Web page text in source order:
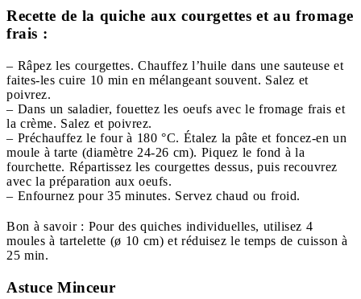
Recette de la quiche aux courgettes et au fromage
frais :
– Râpez les courgettes. Chauffez l’huile dans une sauteuse et
faites-les cuire 10 min en mélangeant souvent. Salez et
poivrez.
– Dans un saladier, fouettez les oeufs avec le fromage frais et
la crème. Salez et poivrez.
– Préchauffez le four à 180 °C. Étalez la pâte et foncez-en un
moule à tarte (diamètre 24-26 cm). Piquez le fond à la
fourchette. Répartissez les courgettes dessus, puis recouvrez
avec la préparation aux oeufs.
– Enfournez pour 35 minutes. Servez chaud ou froid.
Bon à savoir : Pour des quiches individuelles, utilisez 4
moules à tartelette (ø 10 cm) et réduisez le temps de cuisson à
25 min.
Astuce Minceur